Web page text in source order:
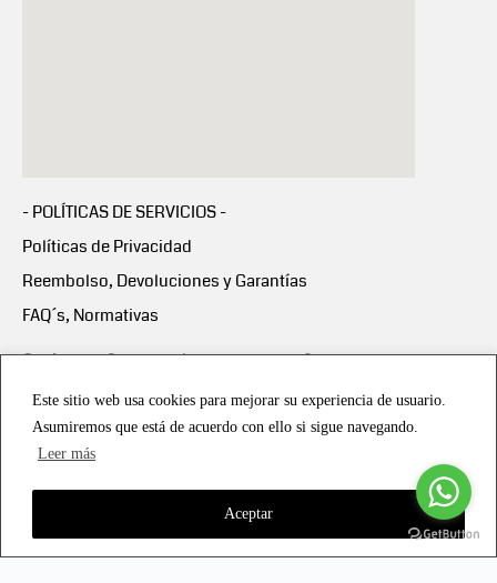
Este sitio web usa cookies para mejorar su experiencia de usuario.
Asumiremos que está de acuerdo con ello si sigue navegando.
Leer más
Aceptar
- POLÍTICAS DE SERVICIOS -
Políticas de Privacidad
Reembolso, Devoluciones y Garantías
FAQ´s, Normativas
Scalapay:Compra ahora y paga en 3 cuotas
Scalapay Política Privacidad
Copyright © 2021 all rights reserved - Vialmotor